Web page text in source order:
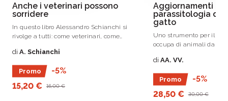
Anche i veterinari possono
sorridere
In questo libro Alessandro Schianchi si
rivolge a tutti: come veterinari, come
di A. Schianchi
Promo
-5%
15,20 €
16,00 €
Aggiornamenti in
parassitologia del
gatto
Uno strumento per il
occupa di animali da
ambito parassitologico.
di AA. VV.
Promo
-5%
28,50 €
30,00 €